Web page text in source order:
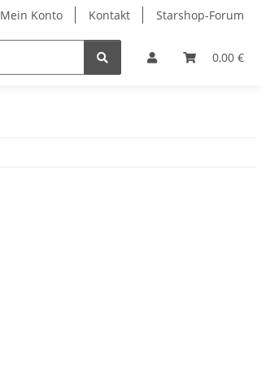
Mein Konto Kontakt Starshop-Forum
0,00 €